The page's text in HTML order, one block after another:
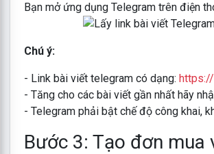
Bạn mở ứng dụng Telegram trên điện
Chú ý:
- Link bài viết telegram có dạng:
- Tăng cho các bài viết gần nhất hãy
- Telegram phải bật chế độ công khai,
Bước 3: Tạo đơn mua